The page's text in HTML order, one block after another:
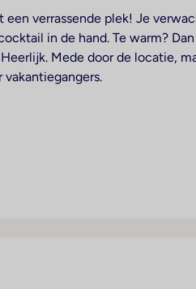
verrassende plek! Je
in de hand. Te warm?
Mede door de locatie,